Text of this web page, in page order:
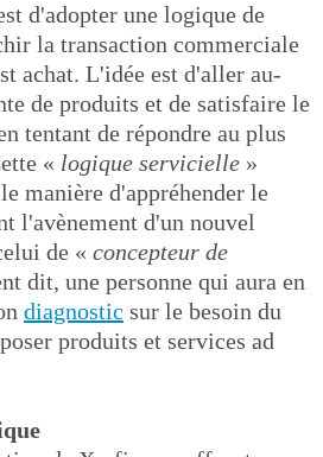
d'adopter une logique de
la transaction commerciale
achat. L'idée est d'aller au-
de produits et de satisfaire le
tentant de répondre au plus
« logique servicielle »
manière d'appréhender le
l'avènement d'un nouvel
de « concepteur de
dit, une personne qui aura en
diagnostic sur le besoin du
produits et services ad